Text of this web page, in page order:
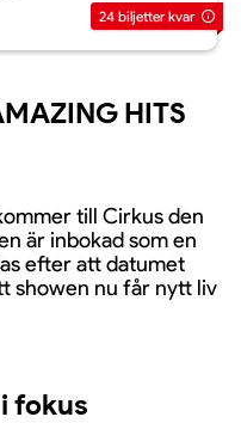
24 biljetter kvar
HITS
till Cirkus den
är inbokad som en
efter att datumet
showen nu får nytt liv
fokus